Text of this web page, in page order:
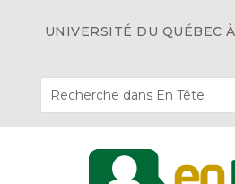
UNIVERSITÉ DU QUÉBEC